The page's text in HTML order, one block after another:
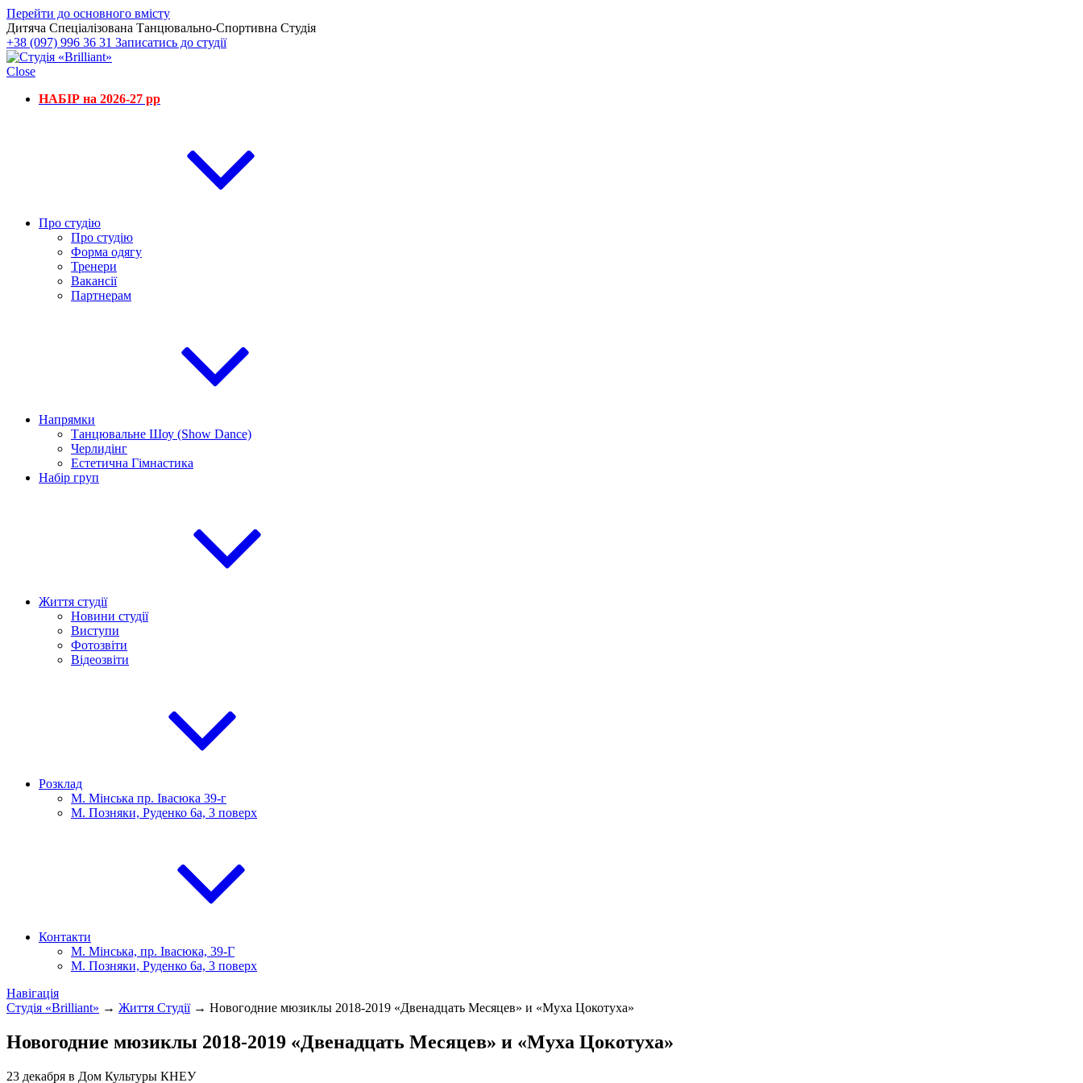
Перейти до основного вмісту
Дитяча Спеціалізована Танцювально-Спортивна Студія
+38 (097) 996 36 31 Записатись до студії
Close
НАБІР на 2026-27 рр
Про студію
Про студію
Форма одягу
Тренери
Вакансії
Партнерам
Напрямки
Танцювальне Шоу (Show Dance)
Черлидінг
Естетична Гімнастика
Набір груп
Життя студії
Новини студії
Виступи
Фотозвіти
Відеозвіти
Розклад
М. Мінська пр. Івасюка 39-г
М. Позняки, Руденко 6а, 3 поверх
Контакти
М. Мінська, пр. Івасюка, 39-Г
М. Позняки, Руденко 6а, 3 поверх
Навігація
Студія «Brilliant» → Життя Студії→ Новогодние мюзиклы 2018-2019 «Двенадцать Месяцев» и «Муха Цокотуха»
Новогодние мюзиклы 2018-2019 «Двенадцать Месяцев» и «Муха Цокотуха»
23 декабря в Дом Культуры КНЕУ